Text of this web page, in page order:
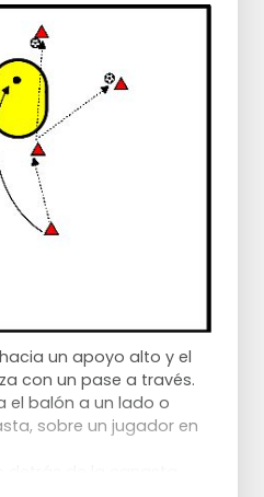
un apoyo alto y el
con un pase a través.
el balón a un lado o
sobre un jugador en